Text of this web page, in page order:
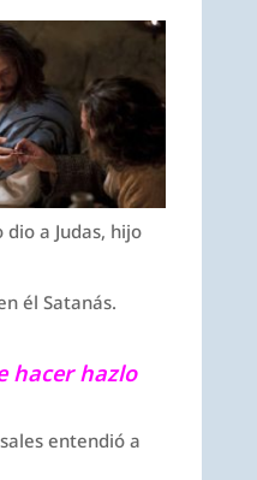
a Judas, hijo
él Satanás.
hacer hazlo
entendió a